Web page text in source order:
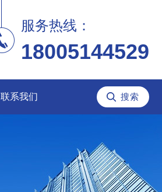
服务热线：
18005144529
联系我们